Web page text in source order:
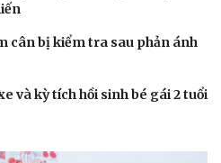
cân bị kiểm tra sau phản ánh
và kỳ tích hồi sinh bé gái 2 tuổi